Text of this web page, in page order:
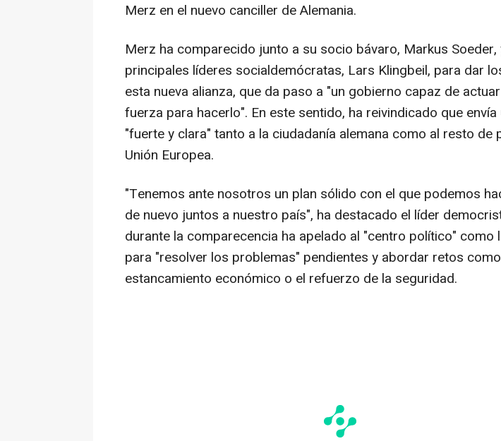
Merz en el nuevo canciller de Alemania.
Merz ha comparecido junto a su socio bávaro, Markus Soeder,
principales líderes socialdemócratas, Lars Klingbeil, para dar
esta nueva alianza, que da paso a "un gobierno capaz de
fuerza para hacerlo". En este sentido, ha reivindicado que envía
"fuerte y clara" tanto a la ciudadanía alemana como al resto de
Unión Europea.
"Tenemos ante nosotros un plan sólido con el que podemos
de nuevo juntos a nuestro país", ha destacado el líder
durante la comparecencia ha apelado al "centro político" como
para "resolver los problemas" pendientes y abordar retos
estancamiento económico o el refuerzo de la seguridad.